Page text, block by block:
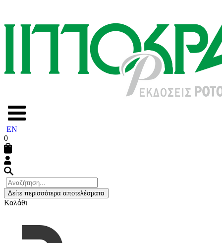
EN
0
Δείτε περισσότερα αποτελέσματα
Καλάθι